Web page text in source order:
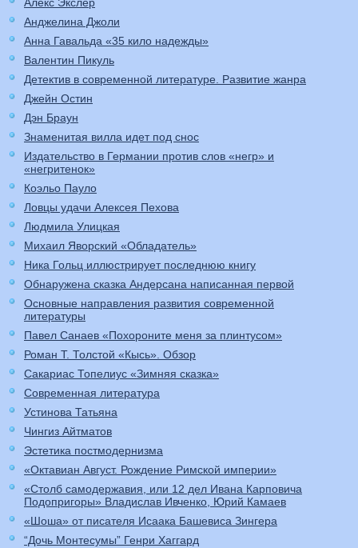
Алекс Экслер
Анджелина Джоли
Анна Гавальда «35 кило надежды»
Валентин Пикуль
Детектив в современной литературе. Развитие жанра
Джейн Остин
Дэн Браун
Знаменитая вилла идет под снос
Издательство в Германии против слов «негр» и
«негритенок»
Коэльо Пауло
Ловцы удачи Алексея Пехова
Людмила Улицкая
Михаил Яворский «Обладатель»
Ника Гольц иллюстрирует последнюю книгу
Обнаружена сказка Андерсана написанная первой
Основные направления развития современной
литературы
Павел Санаев «Похороните меня за плинтусом»
Роман Т. Толстой «Кысь». Обзор
Сакариас Топелиус «Зимняя сказка»
Современная литература
Устинова Татьяна
Чингиз Айтматов
Эстетика постмодернизма
«Октавиан Август. Рождение Римской империи»
«Столб самодержавия, или 12 дел Ивана Карповича
Подопригоры» Владислав Ивченко, Юрий Камаев
«Шоша» от писателя Исаака Башевиса Зингера
“Дочь Монтесумы” Генри Хаггард